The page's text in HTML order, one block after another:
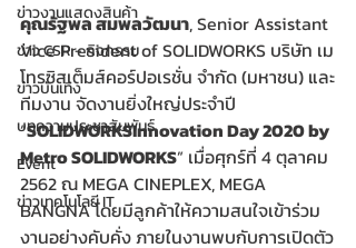
ข่าวงานแสดงสินค้า
ข่าว CSR - กิจกรรม
ข่าวบันเทิง
บทความประชาสัมพันธ์
Event
ข่าวเทคโนโลยี IT
คุณรัฐพล สมพลวัฒนา, Senior Assistant
Vice President of SOLIDWORKS บริษัท เม
โทรซิสเต็มส์คอร์ปอเรชั่น จำกัด (มหาชน) และ
ทีมงาน จัดงานยิ่งใหญ่ประจำปี
“SOLIDWORKSInnovation Day 2020 by
Metro SOLIDWORKS” เมื่อศุกร์ที่ 4 ตุลาคม
2562 ณ MEGA CINEPLEX, MEGA
BANGNA โดยมีลูกค้าให้ความสนใจเข้าร่วม
งานอย่างคับคั่ง ภายในงานพบกับการเปิดตัว